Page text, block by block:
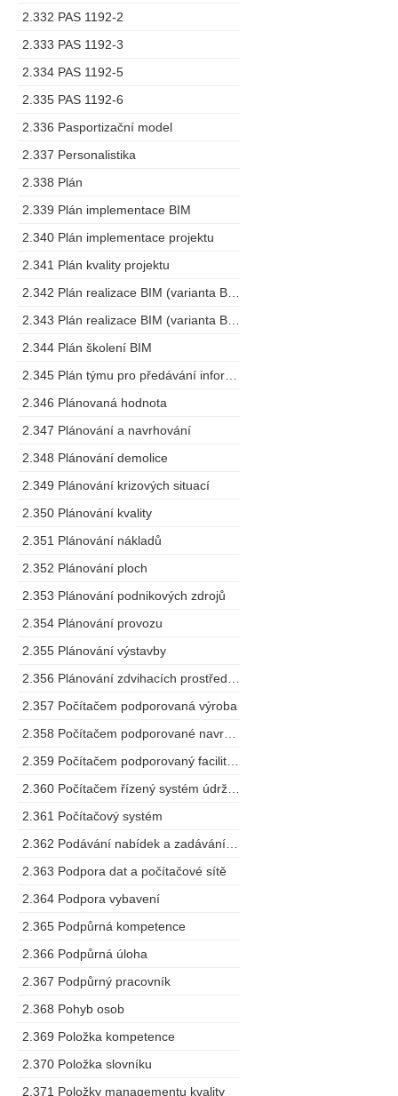
2.332 PAS 1192-2
2.333 PAS 1192-3
2.334 PAS 1192-5
2.335 PAS 1192-6
2.336 Pasportizační model
2.337 Personalistika
2.338 Plán
2.339 Plán implementace BIM
2.340 Plán implementace projektu
2.341 Plán kvality projektu
2.344 Plán školení BIM
2.346 Plánovaná hodnota
2.347 Plánování a navrhování
2.348 Plánování demolice
2.349 Plánování krizových situací
2.350 Plánování kvality
2.351 Plánování nákladů
2.352 Plánování ploch
2.353 Plánování podnikových zdrojů
2.354 Plánování provozu
2.355 Plánování výstavby
2.357 Počítačem podporovaná výroba
2.361 Počítačový systém
2.363 Podpora dat a počítačové sítě
2.364 Podpora vybavení
2.365 Podpůrná kompetence
2.366 Podpůrná úloha
2.367 Podpůrný pracovník
2.368 Pohyb osob
2.369 Položka kompetence
2.370 Položka slovníku
2.371 Položky managementu kvality